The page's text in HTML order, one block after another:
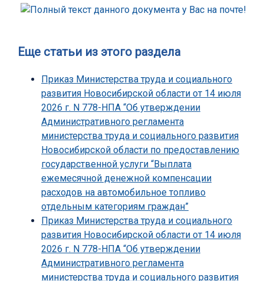
Еще статьи из этого раздела
Приказ Министерства труда и социального
развития Новосибирской области от 14 июля
2026 г. N 778-НПА “Об утверждении
Административного регламента
министерства труда и социального развития
Новосибирской области по предоставлению
государственной услуги “Выплата
ежемесячной денежной компенсации
расходов на автомобильное топливо
отдельным категориям граждан”
Приказ Министерства труда и социального
развития Новосибирской области от 14 июля
2026 г. N 778-НПА “Об утверждении
Административного регламента
министерства труда и социального развития